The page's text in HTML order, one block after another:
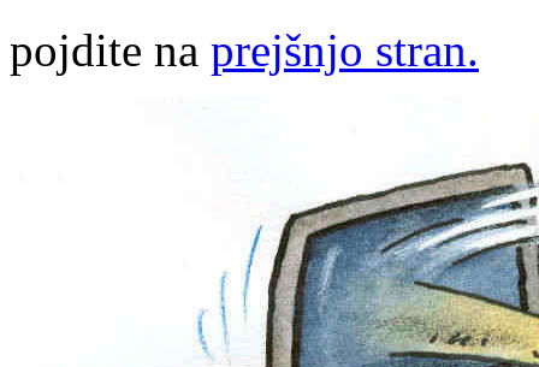
pojdite na prejšnjo stran.